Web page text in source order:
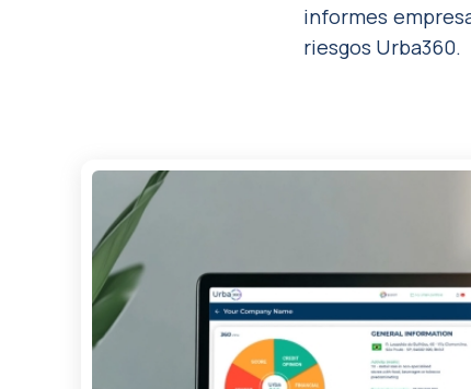
informes
riesgos Urba360.